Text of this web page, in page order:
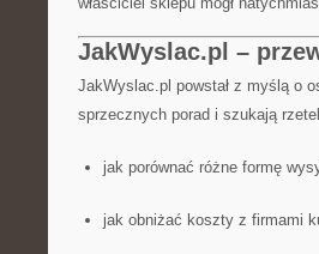
JakWyslac.pl –
JakWyslac.pl powstał z myślą o
sprzecznych porad i szukają
jak porównać różne formę
jak obniżać koszty z firmami